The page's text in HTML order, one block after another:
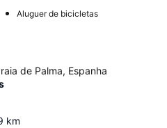
Aluguer de bicicletas
de Palma, Espanha
km